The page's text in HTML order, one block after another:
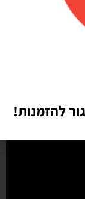
המשלוח הגיע
כמו שחשבתי
להזמנות!